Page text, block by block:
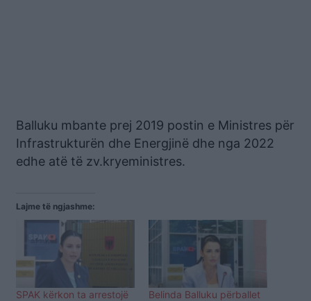
Balluku mbante prej 2019 postin e Ministres për
Infrastrukturën dhe Energjinë dhe nga 2022
edhe atë të zv.kryeministres.
Lajme të ngjashme:
SPAK kërkon ta arrestojë
Belinda Balluku përballet